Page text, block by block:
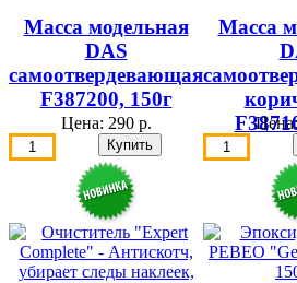
Масса модельная
DAS
самоотвердевающая
F387200, 150г
Цена: 290 р.
Масса